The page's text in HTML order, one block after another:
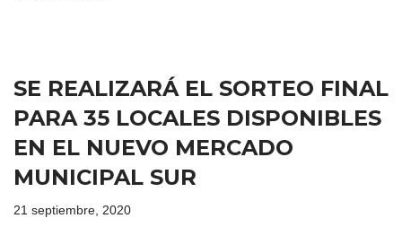
SE REALIZARÁ EL SORTEO FINAL
PARA 35 LOCALES DISPONIBLES
EN EL NUEVO MERCADO
MUNICIPAL SUR
21 septiembre, 2020